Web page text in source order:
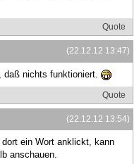
Quote
(22.12.12 13:47)
nichts funktioniert.
Quote
(22.12.12 13:54)
ein Wort anklickt, kann
anschauen.